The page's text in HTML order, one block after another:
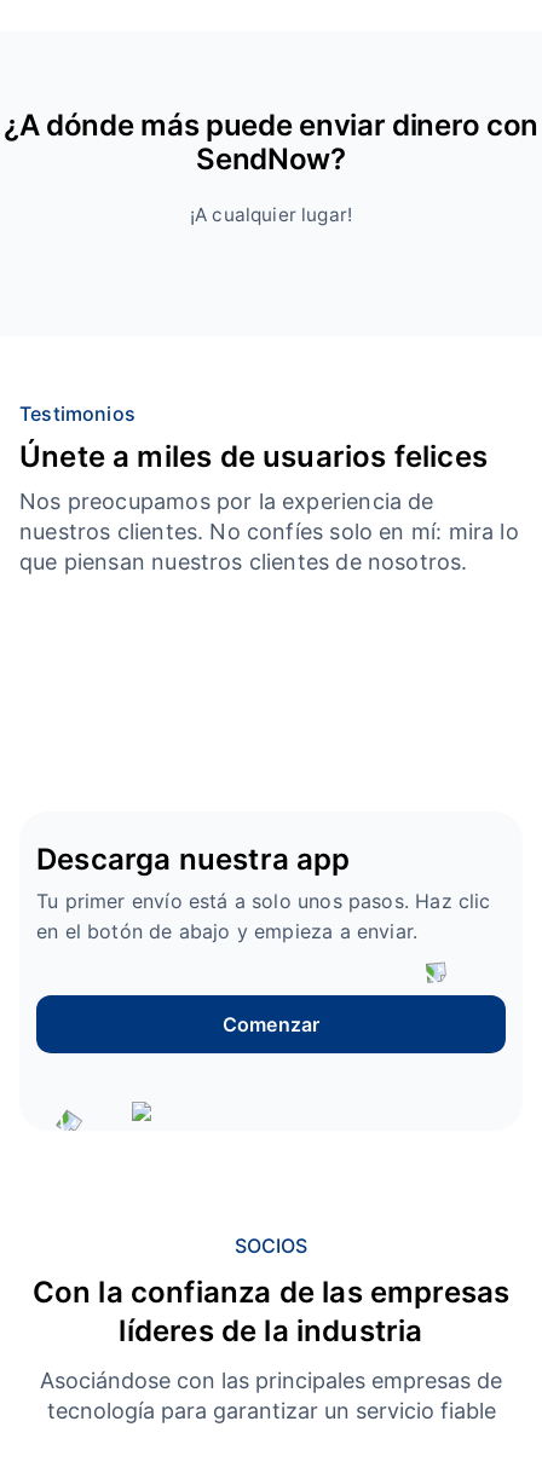
¿A dónde más puede enviar dinero con
SendNow?
¡A cualquier lugar!
Testimonios
Únete a miles de usuarios felices
Nos preocupamos por la experiencia de
nuestros clientes. No confíes solo en mí: mira lo
que piensan nuestros clientes de nosotros.
Descarga nuestra app
Tu primer envío está a solo unos pasos. Haz clic
en el botón de abajo y empieza a enviar.
Comenzar
SOCIOS
Con la confianza de las empresas
líderes de la industria
Asociándose con las principales empresas de
tecnología para garantizar un servicio fiable